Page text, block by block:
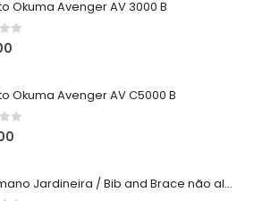
Okuma Avenger AV 3000 B
5
Okuma Avenger AV C5000 B
5
XL Shimano Jardineira / Bib and Brace não alcochoada preta